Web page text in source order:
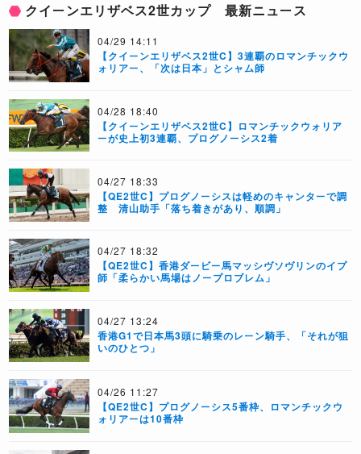
クイーンエリザベス2世カップ 最新ニュース
04/29 14:11
【クイーンエリザベス2世C】3連覇のロマンチックウ
ォリアー、「次は日本」とシャム師
04/28 18:40
【クイーンエリザベス2世C】ロマンチックウォリア
ーが史上初3連覇、プログノーシス2着
04/27 18:33
【QE2世C】プログノーシスは軽めのキャンターで調
整 清山助手「落ち着きがあり、順調」
04/27 18:32
【QE2世C】香港ダービー馬マッシヴソヴリンのイプ
師「柔らかい馬場はノープロブレム」
04/27 13:24
香港G1で日本馬3頭に騎乗のレーン騎手、「それが狙
いのひとつ」
04/26 11:27
【QE2世C】プログノーシス5番枠、ロマンチックウ
ォリアーは10番枠